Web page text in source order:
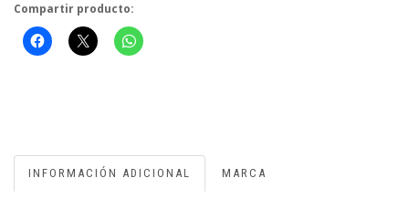
Compartir producto:
INFORMACIÓN ADICIONAL MARCA